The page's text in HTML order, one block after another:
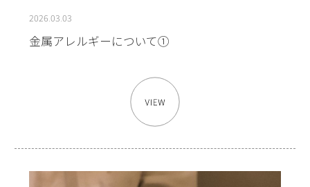
2026.03.03
金属アレルギーについて①